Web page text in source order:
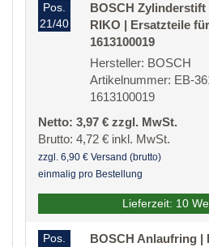
Pos.
21/40
BOSCH Zylinderstift
RIKO | Ersatzteile
1613100019
Hersteller: BOSCH
Artikelnummer: EB-
1613100019
Netto: 3,97 € zzgl. MwSt.
Brutto: 4,72 € inkl. MwSt.
zzgl. 6,90 € Versand (brutto)
einmalig pro Bestellung
Lieferzeit: 10
Pos.
BOSCH Anlaufring |